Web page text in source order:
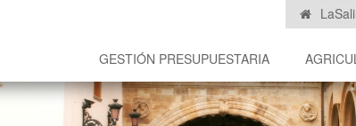
GESTIÓN PRESUPUESTARIA